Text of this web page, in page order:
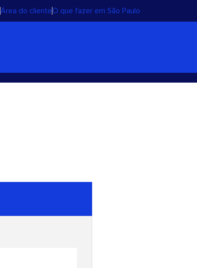
Área do clienteO que fazer em São Paulo